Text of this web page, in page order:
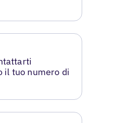
il tuo numero di